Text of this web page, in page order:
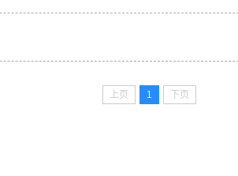
上页 1 下页